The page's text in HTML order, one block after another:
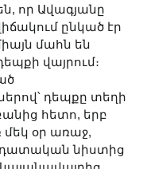
որ Ավագյանը
ընկած էր
մահն են
վայրում։
դեպքը տեղի
հետո, երբ
մեկ օր առաջ,
նիստից